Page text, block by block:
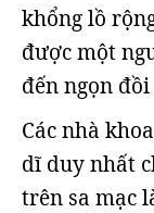
khổng lồ
được một
đến ngọn đồi
Các nhà
dĩ duy nhất
trên sa mạc